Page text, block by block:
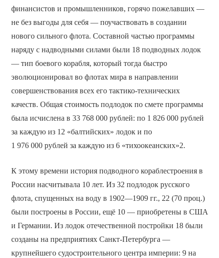
финансистов и промышленников, горячо пожелавших —
не без выгоды для себя — поучаствовать в создании
нового сильного флота. Составной частью программы
наряду с надводными силами были 18 подводных лодок
— тип боевого корабля, который тогда быстро
эволюционировал во флотах мира в направлении
совершенствования всех его тактико-технических
качеств. Общая стоимость подлодок по смете программы
была исчислена в 33 768 000 рублей: по 1 826 000 рублей
за каждую из 12 «балтийских» лодок и по
1 976 000 рублей за каждую из 6 «тихоокеанских»2.
К этому времени история подводного кораблестроения в
России насчитывала 10 лет. Из 32 подлодок русского
флота, спущенных на воду в 1902—1909 гг., 22 (70 проц.)
были построены в России, ещё 10 — приобретены в США
и Германии. Из лодок отечественной постройки 18 были
созданы на предприятиях Санкт-Петербурга —
крупнейшего судостроительного центра империи: 9 на